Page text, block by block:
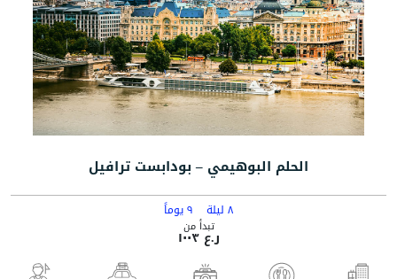
الحلم البوهيمي – بودابست ترافيل
٨ ليلة ٩ يوماً
تبدأ من
ر.ع ١٠٠٣